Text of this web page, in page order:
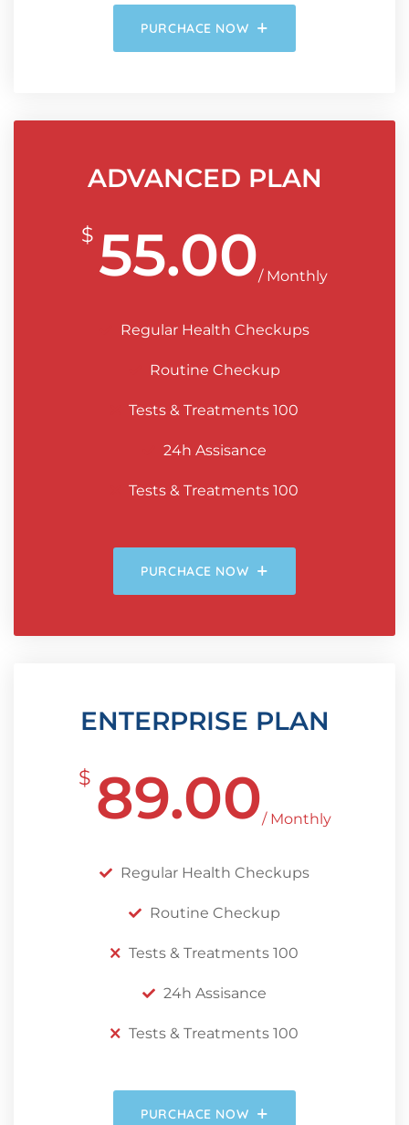
PURCHACE NOW
ADVANCED PLAN
$ 55.00/ Monthly
Regular Health Checkups
Routine Checkup
Tests & Treatments 100
24h Assisance
Tests & Treatments 100
PURCHACE NOW
ENTERPRISE PLAN
$ 89.00/ Monthly
Regular Health Checkups
Routine Checkup
Tests & Treatments 100
24h Assisance
Tests & Treatments 100
PURCHACE NOW